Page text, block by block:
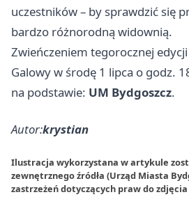
uczestników – by sprawdzić się
bardzo różnorodną widownią.
Zwieńczeniem tegorocznej
Galowy w środę 1 lipca o godz.
na podstawie: UM Bydgoszcz.
Autor:krystian
Ilustracja wykorzystana w artykule
zewnętrznego źródła (Urząd Miasta
zastrzeżeń dotyczących praw do